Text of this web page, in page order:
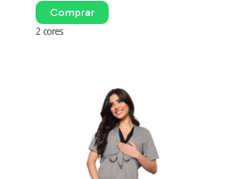
2 cores
Comprar